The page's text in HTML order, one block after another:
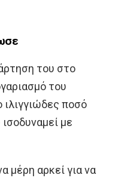
του στο
του
ιλιγγιώδες ποσό
με
μέρη αρκεί για να